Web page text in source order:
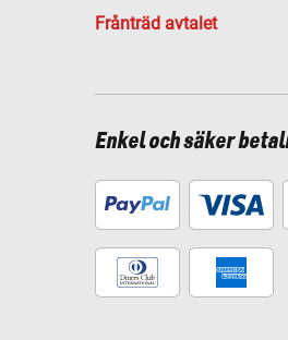
Frånträd avtalet
Enkel och säker